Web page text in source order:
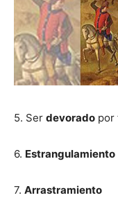
5. Ser devorado por
6. Estrangulamiento
7. Arrastramiento